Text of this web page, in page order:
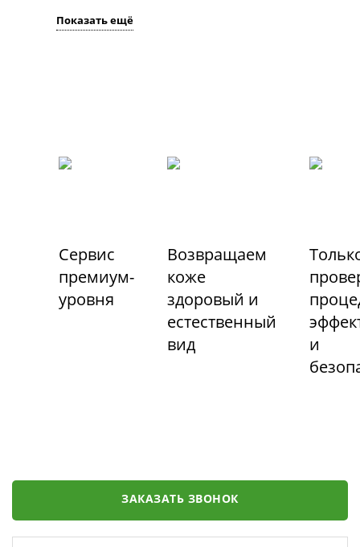
Показать ещё
Сервис
премиум-
уровня
Возвращаем
коже
здоровый и
естественный
вид
и
ЗАКАЗАТЬ ЗВОНОК